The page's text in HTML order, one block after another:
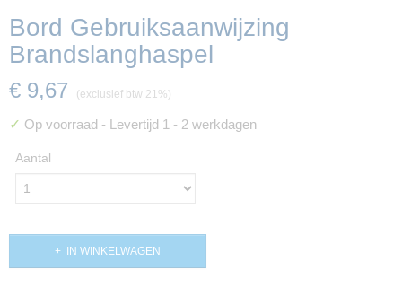
Bord Gebruiksaanwijzing
Brandslanghaspel
€ 9,67 (exclusief btw 21%)
✓ Op voorraad - Levertijd 1 - 2 werkdagen
Aantal
IN WINKELWAGEN